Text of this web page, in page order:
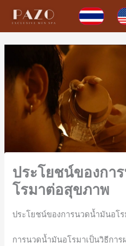
content
ประโยชน์ของกา
โรมาต่อสุขภาพ
ประโยชน์ของการนวดน้ำมันอโ
การนวดน้ำมันอโรมาเป็นวิธีกา